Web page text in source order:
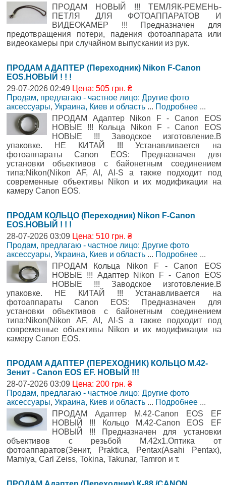
ПРОДАМ НОВЫЙ !!! ТЕМЛЯК-РЕМЕНЬ-
ПЕТЛЯ ДЛЯ ФОТОАППАРАТОВ И
ВИДЕОКАМЕР !!! Предназначен для
предотвращения потери, падения фотоаппарата или
видеокамеры при случайном выпускании из рук.
ПРОДАМ АДАПТЕР (Переходник) Nikon F-Canon
EOS.НОВЫЙ ! ! !
29-07-2026 02:49 Цена: 505 грн. ₴
Продам, предлагаю - частное лицо: Другие фото
аксессуары, Украина, Киев и область ... Подробнее ...
ПРОДАМ Адаптер Nikon F - Canon EOS
НОВЫЕ !!! Кольца Nikon F - Canon EOS
НОВЫЕ !!! Заводское изготовление.В
упаковке. НЕ КИТАЙ !!! Устанавливается на
фотоаппараты Canon EOS: Предназначен для
установки объективов с байонетным соединением
типа:Nikon(Nikon AF, AI, AI-S а также подходит под
современные объективы Nikon и их модификации на
камеру Canon EOS.
ПРОДАМ КОЛЬЦО (Переходник) Nikon F-Canon
EOS.НОВЫЙ ! ! !
28-07-2026 03:09 Цена: 510 грн. ₴
Продам, предлагаю - частное лицо: Другие фото
аксессуары, Украина, Киев и область ... Подробнее ...
ПРОДАМ Кольца Nikon F - Canon EOS
НОВЫЕ !!! Адаптер Nikon F - Canon EOS
НОВЫЕ !!! Заводское изготовление.В
упаковке. НЕ КИТАЙ !!! Устанавливается на
фотоаппараты Canon EOS: Предназначен для
установки объективов с байонетным соединением
типа:Nikon(Nikon AF, AI, AI-S а также подходит под
современные объективы Nikon и их модификации на
камеру Canon EOS.
ПРОДАМ АДАПТЕР (ПЕРЕХОДНИК) КОЛЬЦО М.42-
Зенит - Canon EOS EF. НОВЫЙ !!!
28-07-2026 03:09 Цена: 200 грн. ₴
Продам, предлагаю - частное лицо: Другие фото
аксессуары, Украина, Киев и область ... Подробнее ...
ПРОДАМ Адаптер М.42-Canon EOS EF
НОВЫЙ !!! Кольцо М.42-Canon EOS EF
НОВЫЙ !!! Предназначен для установки
объективов с резьбой М.42х1.Оптика от
фотоаппаратов(Зенит, Praktica, Pentax(Asahi Pentax),
Mamiya, Carl Zeiss, Tokina, Takunar, Tamron и т.